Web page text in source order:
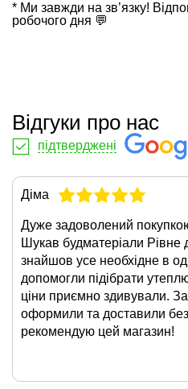
* Ми завжди на зв’язку!
робочого дня 💬
Відгуки про нас
підтверджені
Діма
Дуже задоволений
Шукав будматеріали Рівне
знайшов усе необхідне в
допомогли підібрати
ціни приємно здивували.
оформили та доставили
рекомендую цей магазин!